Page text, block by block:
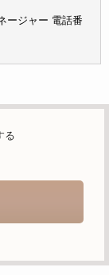
ージャー 電話番
る情報を電子メー
合の事項
る